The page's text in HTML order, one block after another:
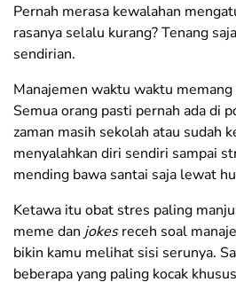
Pernah merasa kewalahan
rasanya selalu kurang? Tenang
sendirian.
Manajemen waktu waktu
Semua orang pasti pernah ada di
zaman masih sekolah atau sudah
menyalahkan diri sendiri sampai
mending bawa santai saja lewat
Ketawa itu obat stres paling
meme dan jokesreceh soal
bikin kamu melihat sisi serunya.
beberapa yang paling kocak